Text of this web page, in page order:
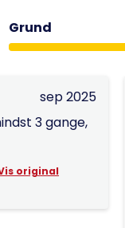
Grund
sep 2025
3 gange,
original